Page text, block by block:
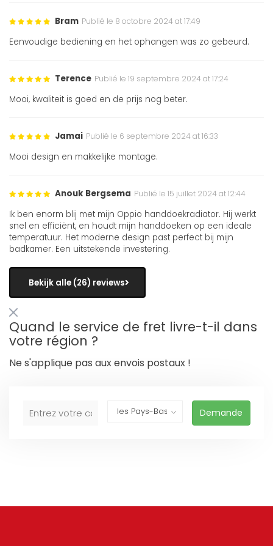
Bram Publié le 8 octobre 2024 at 17:49
Eenvoudige bediening en het ophangen was zo gebeurd.
Terence Publié le 19 septembre 2024 at 17:24
Mooi, kwaliteit is goed en de prijs nog beter.
Jamai Publié le 6 septembre 2024 at 16:33
Mooi design en makkelijke montage.
Anouk Bergsema Publié le 15 juillet 2024 at 12:44
Ik ben enorm blij met mijn Oppio handdoekradiator. Hij werkt
snel en efficiënt, en houdt mijn handdoeken op een ideale
temperatuur. Het moderne design past perfect bij mijn
badkamer. Een uitstekende investering.
Bekijk alle (26) reviews
Quand le service de fret livre-t-il dans
votre région ?
Ne s'applique pas aux envois postaux !
Demande